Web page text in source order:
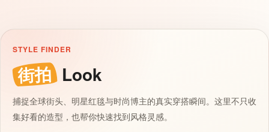
STYLE FINDER
街拍 Look
捕捉全球街头、明星红毯与时尚博主的真实穿搭瞬间。这里不只收
集好看的造型，也帮你快速找到风格灵感。